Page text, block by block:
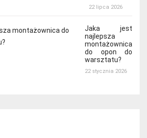
22 lipca 2026
Jaka jest
najlepsza
montażownica
do opon do
warsztatu?
22 stycznia 2026